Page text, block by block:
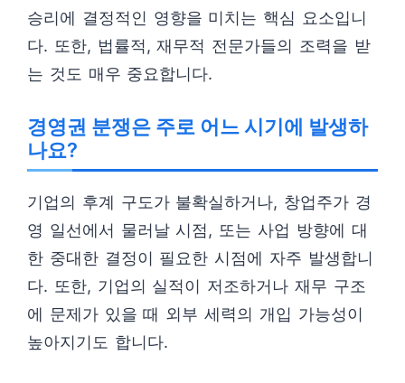
승리에 결정적인 영향을 미치는 핵심 요소입니
다. 또한, 법률적, 재무적 전문가들의 조력을 받
는 것도 매우 중요합니다.
경영권 분쟁은 주로 어느 시기에 발생하
나요?
기업의 후계 구도가 불확실하거나, 창업주가 경
영 일선에서 물러날 시점, 또는 사업 방향에 대
한 중대한 결정이 필요한 시점에 자주 발생합니
다. 또한, 기업의 실적이 저조하거나 재무 구조
에 문제가 있을 때 외부 세력의 개입 가능성이
높아지기도 합니다.